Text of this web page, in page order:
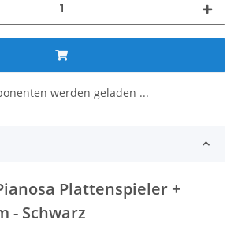
werden geladen ...
Plattenspieler +
- Schwarz